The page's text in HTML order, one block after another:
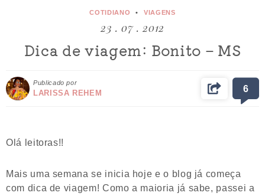
COTIDIANO VIAGENS
23 . 07 . 2012
Dica de viagem: Bonito – MS
Publicado por
LARISSA REHEM 6
Olá leitoras!!
Mais uma semana se inicia hoje e o blog já começa
com dica de viagem! Como a maioria já sabe, passei a